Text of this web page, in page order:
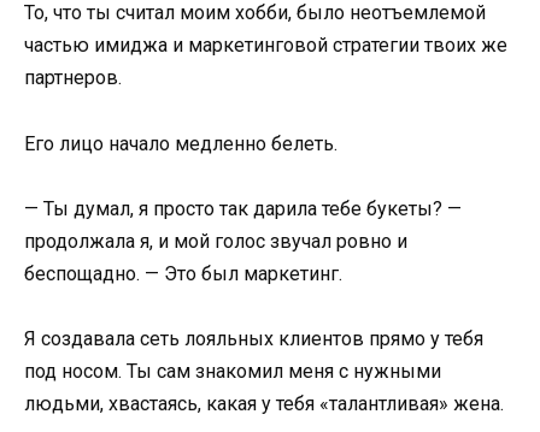
То, что ты считал моим хобби, было неотъемлемой
частью имиджа и маркетинговой стратегии твоих же
партнеров.
Его лицо начало медленно белеть.
— Ты думал, я просто так дарила тебе букеты? —
продолжала я, и мой голос звучал ровно и
беспощадно. — Это был маркетинг.
Я создавала сеть лояльных клиентов прямо у тебя
под носом. Ты сам знакомил меня с нужными
людьми, хвастаясь, какая у тебя «талантливая» жена.